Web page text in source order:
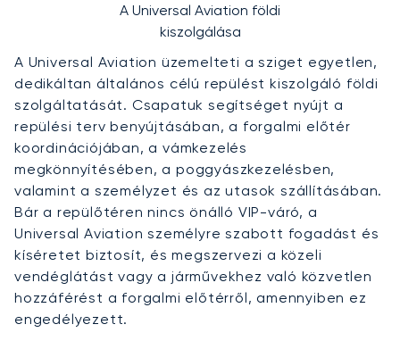
A Universal Aviation földi
kiszolgálása
A Universal Aviation üzemelteti a sziget egyetlen,
dedikáltan általános célú repülést kiszolgáló földi
szolgáltatását. Csapatuk segítséget nyújt a
repülési terv benyújtásában, a forgalmi előtér
koordinációjában, a vámkezelés
megkönnyítésében, a poggyászkezelésben,
valamint a személyzet és az utasok szállításában.
Bár a repülőtéren nincs önálló VIP-váró, a
Universal Aviation személyre szabott fogadást és
kíséretet biztosít, és megszervezi a közeli
vendéglátást vagy a járművekhez való közvetlen
hozzáférést a forgalmi előtérről, amennyiben ez
engedélyezett.